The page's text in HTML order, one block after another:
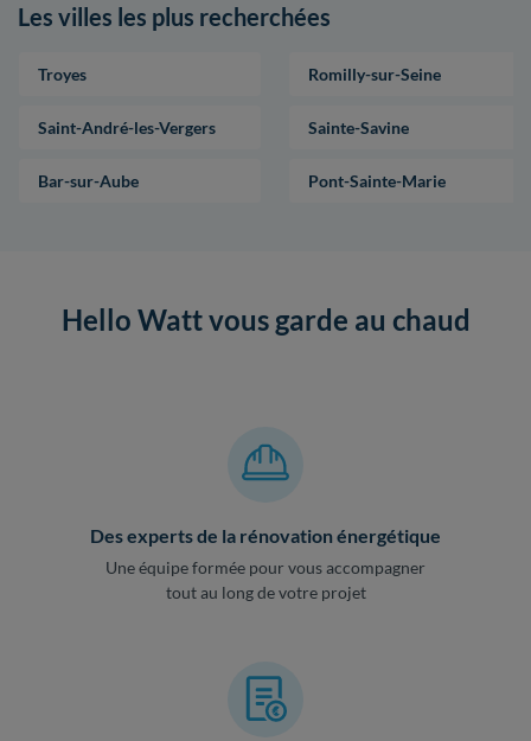
Les villes les plus recherchées
Troyes Romilly-sur-Seine
Saint-André-les-Vergers Sainte-Savine
Bar-sur-Aube Pont-Sainte-Marie
Hello Watt vous garde au chaud
Des experts de la rénovation énergétique
Une équipe formée pour vous accompagner
tout au long de votre projet